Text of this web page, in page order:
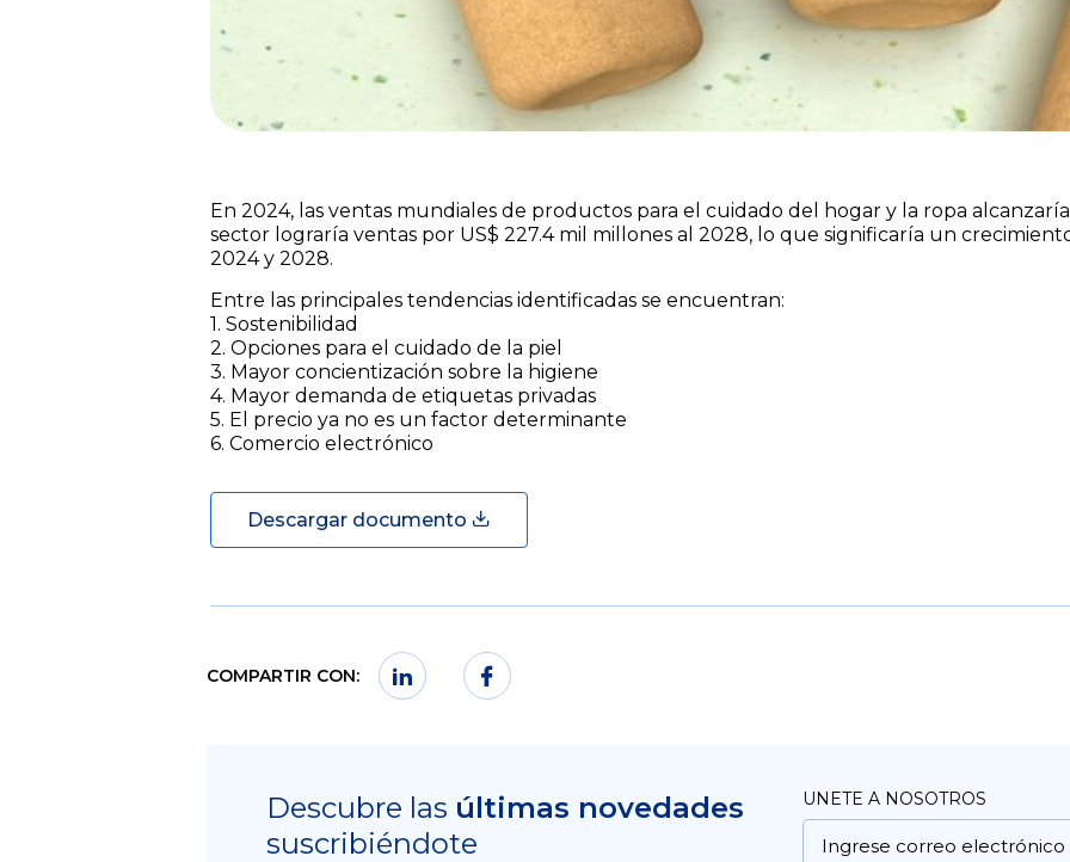
En 2024, las ventas mundiales de productos para el cuidado del hogar y la ropa
sector lograría ventas por US$ 227.4 mil millones al 2028, lo que significaría un
2024 y 2028.
Entre las principales tendencias identificadas se encuentran:
1. Sostenibilidad
2. Opciones para el cuidado de la piel
3. Mayor concientización sobre la higiene
4. Mayor demanda de etiquetas privadas
5. El precio ya no es un factor determinante
6. Comercio electrónico
Descargar documento
COMPARTIR CON:
Descubre las últimas novedades
suscribiéndote
UNETE A NOSOTROS